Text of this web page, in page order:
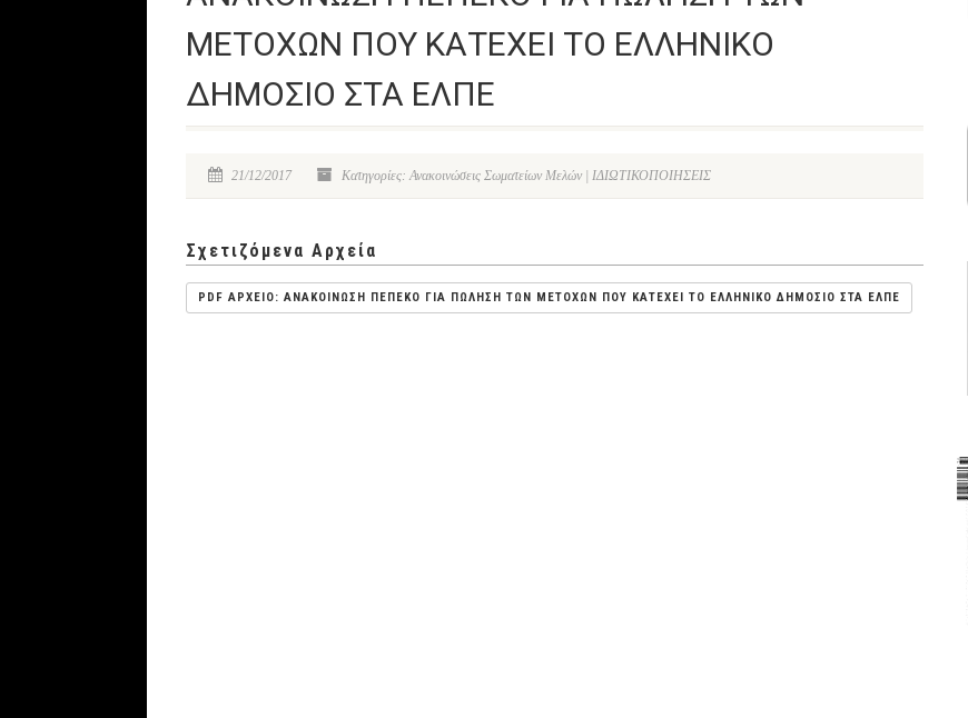
ΜΕΤΟΧΩΝ ΠΟΥ ΚΑΤΕΧΕΙ ΤΟ ΕΛΛΗΝΙΚΟ
ΔΗΜΟΣΙΟ ΣΤΑ ΕΛΠΕ
21/12/2017 Κατηγορίες: Ανακοινώσεις Σωματείων Μελών | ΙΔΙΩΤΙΚΟΠΟΙΗΣΕΙΣ
Σχετιζόμενα Αρχεία
PDF ΑΡΧΕΙΟ: ΑΝΑΚΟΙΝΩΣΗ ΠΕΠΕΚΟ ΓΙΑ ΠΩΛΗΣΗ ΤΩΝ ΜΕΤΟΧΩΝ ΠΟΥ ΚΑΤΕΧΕΙ ΤΟ ΕΛΛΗΝΙΚΟ ΔΗΜΟΣΙΟ ΣΤΑ ΕΛΠΕ